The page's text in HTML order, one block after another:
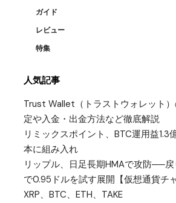
ガイド
レビュー
特集
人気記事
Trust Wallet（トラストウォレット
定や入金・出金方法など徹底解説
リミックスポイント、BTC運用益
本に組み入れ
リップル、日足長期HMAで攻防──
で0.95ドルを試す展開【仮想通貨チ
XRP、BTC、ETH、TAKE